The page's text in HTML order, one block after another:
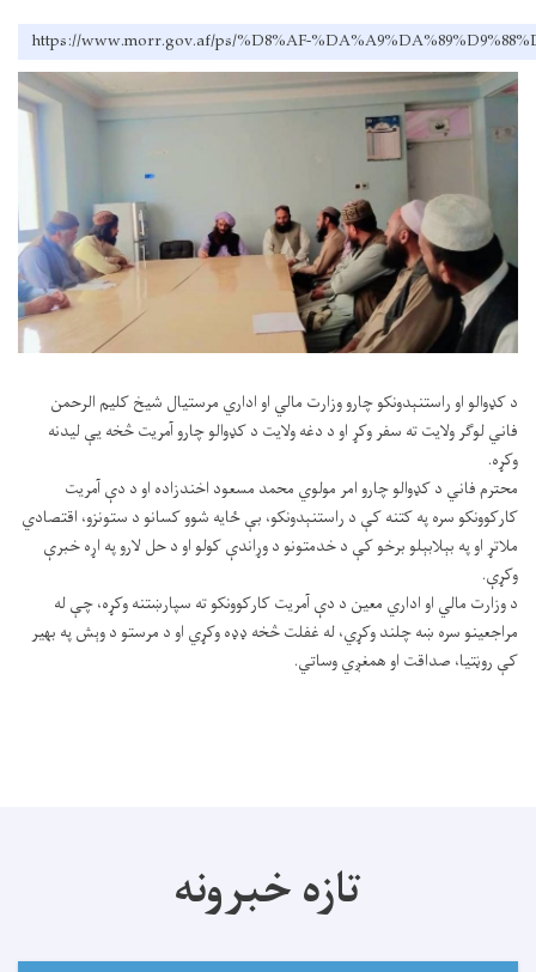
https://www.morr.gov.af/ps/%D8%AF-
د کډوالو او راستنېدونکو چارو وزارت مالي او اداري مرستیال شیخ کلیم الرحمن
فاني لوګر ولایت ته سفر وکړ او د دغه ولایت د کډوالو چارو آمریت څخه یې لیدنه
وکړه.
محترم فاني د کډوالو چارو امر مولوي محمد مسعود اخندزاده او د دې آمریت
کارکوونکو سره په کتنه کې د راستنېدونکو، بې ځایه شوو کسانو د ستونزو، اقتصادي
ملاتړ او په بېلابېلو برخو کې د خدمتونو د وړاندې کولو او د حل لارو په اړه خبرې
وکړې.
د وزارت مالي او اداري معین د دې آمریت کارکوونکو ته سپارښتنه وکړه، چې له
مراجعینو سره ښه چلند وکړي، له غفلت څخه ډډه وکړي او د مرستو د وېش په بهیر
کې روڼتیا، صداقت او همغږي وساتي.
تازه خبرونه